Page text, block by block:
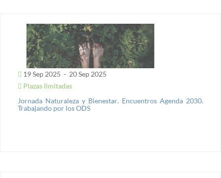
19 Sep 2025 - 20 Sep 2025
Plazas limitadas
Jornada Naturaleza y Bienestar. Encuentros Agenda 2030.
Trabajando por los ODS